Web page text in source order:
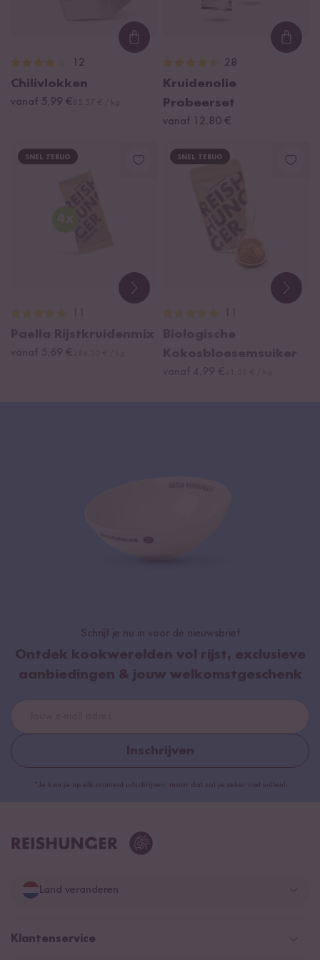
Loading...
12
Chilivlokken
vanaf 5,99 €
28
Kruidenolie
Probeerset
vanaf 12,80 €
SNEL TERUG SNEL TERUG
Schrijf je nu in voor de nieuwsbrief
Ontdek kookwerelden vol rijst, exclusieve
aanbiedingen & jouw welkomstgeschenk
Inschrijven
*Je kan je op elk moment uitschrijven, maar dat zal je zeker niet willen!
Land veranderen
Duitsland
Klantenservice